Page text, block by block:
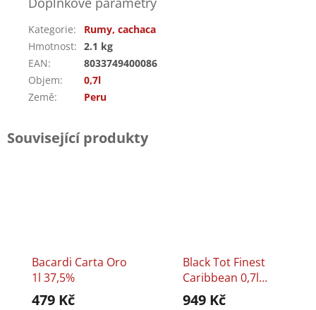
Kategorie:
Rumy, cachaca
Hmotnost: 2.1 kg
EAN:
8033749400086
Objem:
0,7l
Země: Peru
Související produkty
Bacardi Carta Oro
1l 37,5%
479 Kč
Black Tot Finest
Caribbean 0,7l
46,2%
949 Kč